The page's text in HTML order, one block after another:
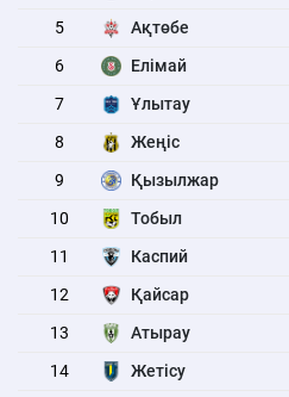
5
Ақтөбе
6
Елімай
7
Ұлытау
8
Жеңіс
9
Қызылжар
10
Тобыл
11
Каспий
12
Қайсар
13
Атырау
14
Жетісу